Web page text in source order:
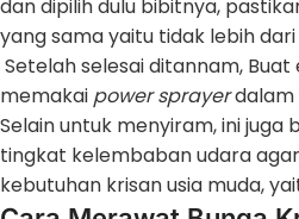
dan dipilih dulu bibitnya,
yang sama yaitu tidak lebih dari
Setelah selesai ditannam,
memakai power sprayerdalam
Selain untuk menyiram, ini juga
tingkat kelembaban udara
kebutuhan krisan usia muda,